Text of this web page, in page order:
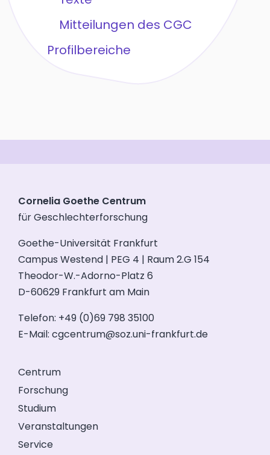
Mitteilungen des CGC
Profilbereiche
Cornelia Goethe Centrum
für Geschlechterforschung
Goethe-Universität Frankfurt
Campus Westend | PEG 4 | Raum 2.G 154
Theodor-W.-Adorno-Platz 6
D-60629 Frankfurt am Main
Telefon: +49 (0)69 798 35100
E-Mail: cgcentrum@soz.uni-frankfurt.de
Centrum
Forschung
Studium
Veranstaltungen
Service